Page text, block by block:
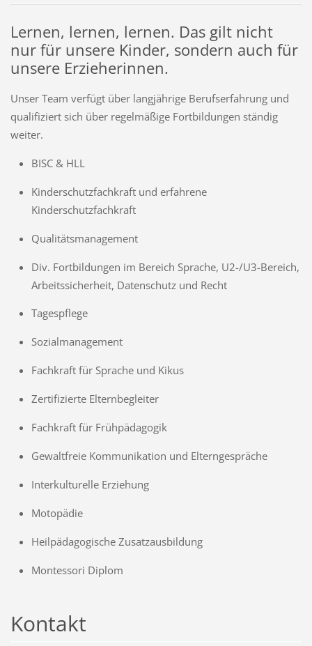
Lernen, lernen, lernen. Das gilt nicht
nur für unsere Kinder, sondern auch für
unsere Erzieherinnen.
Unser Team verfügt über langjährige Berufserfahrung und
qualifiziert sich über regelmäßige Fortbildungen ständig
weiter.
BISC & HLL
Kinderschutzfachkraft und erfahrene
Kinderschutzfachkraft
Qualitätsmanagement
Div. Fortbildungen im Bereich Sprache, U2-/U3-Bereich,
Arbeitssicherheit, Datenschutz und Recht
Tagespflege
Sozialmanagement
Fachkraft für Sprache und Kikus
Zertifizierte Elternbegleiter
Fachkraft für Frühpädagogik
Gewaltfreie Kommunikation und Elterngespräche
Interkulturelle Erziehung
Motopädie
Heilpädagogische Zusatzausbildung
Montessori Diplom
Kontakt